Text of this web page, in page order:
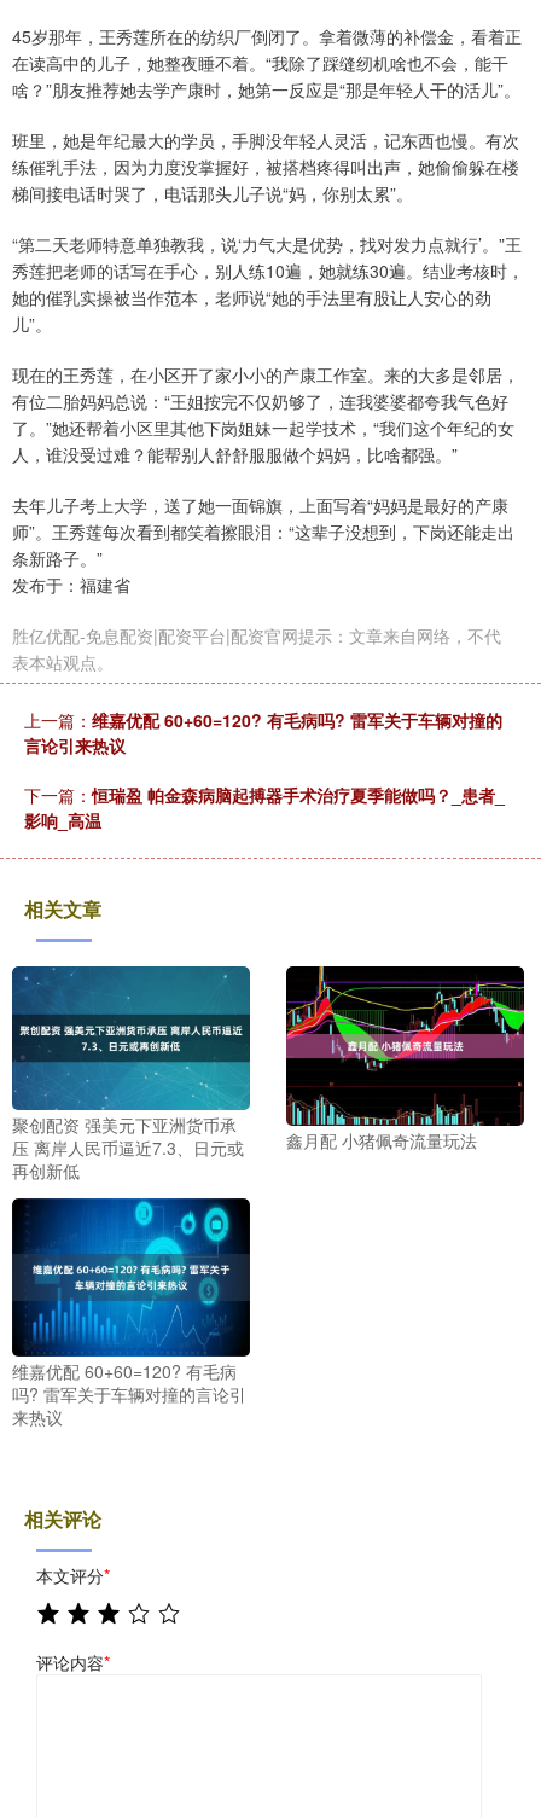
45岁那年，王秀莲所在的纺织厂倒闭了。拿着微薄的补偿金，看着正
在读高中的儿子，她整夜睡不着。“我除了踩缝纫机啥也不会，能干
啥？”朋友推荐她去学产康时，她第一反应是“那是年轻人干的活儿”。
班里，她是年纪最大的学员，手脚没年轻人灵活，记东西也慢。有次
练催乳手法，因为力度没掌握好，被搭档疼得叫出声，她偷偷躲在楼
梯间接电话时哭了，电话那头儿子说“妈，你别太累”。
“第二天老师特意单独教我，说‘力气大是优势，找对发力点就行’。”王
秀莲把老师的话写在手心，别人练10遍，她就练30遍。结业考核时，
她的催乳实操被当作范本，老师说“她的手法里有股让人安心的劲
儿”。
现在的王秀莲，在小区开了家小小的产康工作室。来的大多是邻居，
有位二胎妈妈总说：“王姐按完不仅奶够了，连我婆婆都夸我气色好
了。”她还帮着小区里其他下岗姐妹一起学技术，“我们这个年纪的女
人，谁没受过难？能帮别人舒舒服服做个妈妈，比啥都强。”
去年儿子考上大学，送了她一面锦旗，上面写着“妈妈是最好的产康
师”。王秀莲每次看到都笑着擦眼泪：“这辈子没想到，下岗还能走出
条新路子。”
发布于：福建省
胜亿优配-免息配资|配资平台|配资官网提示：文章来自网络，不代
表本站观点。
上一篇： 维嘉优配 60+60=120? 有毛病吗? 雷军关于车辆对撞的
言论引来热议
下一篇：恒瑞盈 帕金森病脑起搏器手术治疗夏季能做吗？_患者_
影响_高温
相关文章
聚创配资 强美元下亚洲货币承
压 离岸人民币逼近7.3、日元或
再创新低
鑫月配 小猪佩奇流量玩法
维嘉优配 60+60=120? 有毛病
吗? 雷军关于车辆对撞的言论引
来热议
相关评论
本文评分*
评论内容*